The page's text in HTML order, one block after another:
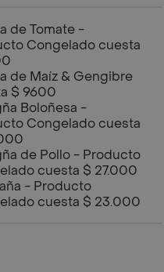
de Tomate -
Congelado cuesta
de Maíz & Gengibre
$ 9600
Boloñesa -
Congelado cuesta
de Pollo - Producto
cuesta $ 27.000
- Producto
cuesta $ 23.000